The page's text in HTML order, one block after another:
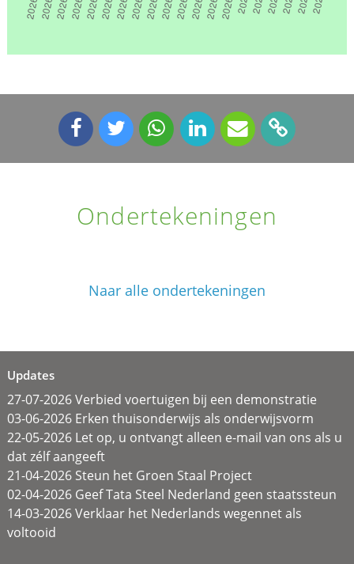
Ondertekeningen
Naar alle ondertekeningen
Updates
27-07-2026 Verbied voertuigen bij een demonstratie
03-06-2026 Erken thuisonderwijs als onderwijsvorm
22-05-2026 Let op, u ontvangt alleen e-mail van ons als u
dat zélf aangeeft
21-04-2026 Steun het Groen Staal Project
02-04-2026 Geef Tata Steel Nederland geen staatssteun
14-03-2026 Verklaar het Nederlands wegennet als
voltooid